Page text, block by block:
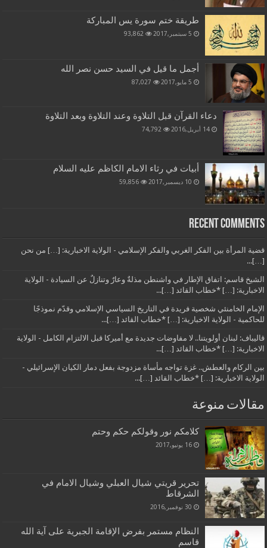
طريقة ختم سورة يس المباركة
5 سبتمبر,2017 93,862
أجمل ما قيل في السيد حسن نصر الله
5 مايو,2017 87,027
دعاء القرآن قبل التلاوة وعند التلاوة وبعد التلاوة
14 أبريل,2016 74,792
أبيات في رثاء الامام الكاظم عليه السلام
10 ديسمبر,2017 59,856
Recent Comments
قضية المرأة بين الفكر الغربي والفكر الإسلامي - الولاية الاخبارية: […] من نحن
[…]...
الشيخ قاسم: اتفاق الإطار في واشنطن مذلةٌ وعارٌ وتنازلٌ عن السيادة - الولاية
الاخبارية: […] *خطاب القائد […]...
الإمام الخامنئي شخصية فريدة في التاريخ السياسي الإسلامي وقدّم نموذجًا
للحاكمية - الولاية الاخبارية: […] *خطاب القائد […]...
قاليباف: لبنان أولويتنا.. لا مفاوضات جديدة مع أميركا قبل الالتزام الكامل - الولاية
الاخبارية: […] *خطاب القائد […]...
بين الركام والعطش.. غزة تواجه مأساة مزدوجة بفعل دمار الكيان الإسرائيلي -
الولاية الاخبارية: […] *خطاب القائد […]...
مقالات منوعة
كلامكم نور وقولكم حكم وحتم
16 يونيو,2017
تحرير قريتي شيال العبلي وشيال الامام في
الشرقاط
30 نوفمبر,2016
النظام مستمر بفرض الإقامة الجبرية على آية الله
قاسم